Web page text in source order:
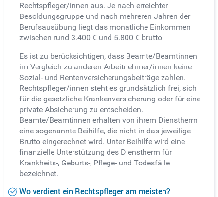
Rechtspfleger/innen aus. Je nach erreichter
Besoldungsgruppe und nach mehreren Jahren der
Berufsausübung liegt das monatliche Einkommen
zwischen rund 3.400 € und 5.800 € brutto.
Es ist zu berücksichtigen, dass Beamte/Beamtinnen
im Vergleich zu anderen Arbeitnehmer/innen keine
Sozial- und Rentenversicherungsbeiträge zahlen.
Rechtspfleger/innen steht es grundsätzlich frei, sich
für die gesetzliche Krankenversicherung oder für eine
private Absicherung zu entscheiden.
Beamte/Beamtinnen erhalten von ihrem Dienstherrn
eine sogenannte Beihilfe, die nicht in das jeweilige
Brutto eingerechnet wird. Unter Beihilfe wird eine
finanzielle Unterstützung des Dienstherrn für
Krankheits-, Geburts-, Pflege- und Todesfälle
bezeichnet.
Wo verdient ein Rechtspfleger am meisten?